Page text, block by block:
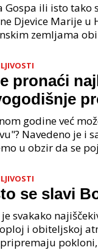
Gospa ili isto tako
Djevice Marije
zemljama
pronaći
godine već
Navedeno je i
u obzir da se
se slavi
je svakako
i obiteljskoj